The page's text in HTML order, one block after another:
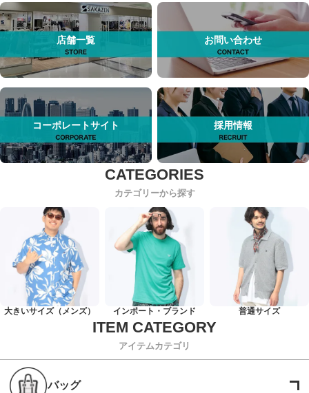
店舗一覧 お問い合わせ
コーポレートサイト 採用情報
カテゴリーから探す
大きいサイズ（メンズ） インポート・ブランド 普通サイズ
アイテムカテゴリ
バッグ